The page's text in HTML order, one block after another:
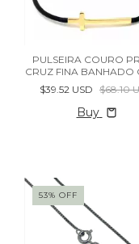
PULSEIRA COURO
CRUZ FINA BANHADO
$39.52 USD $68.10
Buy
53% OFF